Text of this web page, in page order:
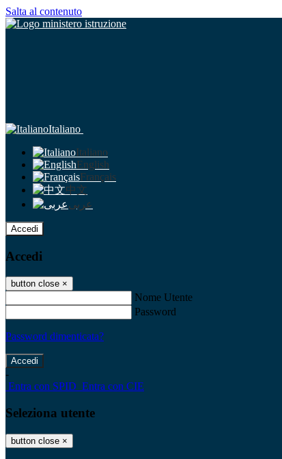
Salta al contenuto
Italiano
Italiano
English
Français
中文
عربى
Accedi
Accedi
button close ×
Nome Utente
Password
Password dimenticata?
-
Entra con SPID Entra con CIE
Seleziona utente
button close ×